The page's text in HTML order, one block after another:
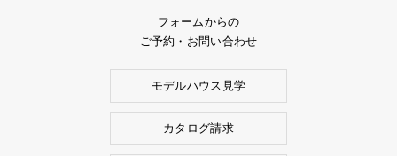
フォームからの
ご予約・お問い合わせ
モデルハウス見学
カタログ請求